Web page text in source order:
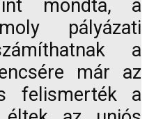
mondta, a
pályázati
a
már az
felismerték a